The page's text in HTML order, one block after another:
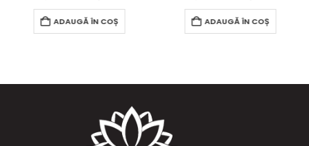
ADAUGĂ ÎN COȘ ADAUGĂ ÎN COȘ